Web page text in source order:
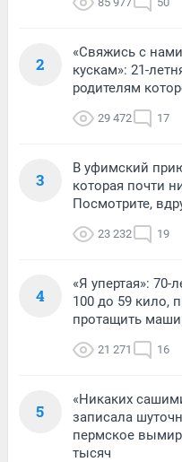
2
«Свяжись с
кускам»: 21-
родителям
29 472 17
3
В уфимский
которая почти
Посмотрите,
23 232 19
4
«Я упертая»: 70-
100 до 59 кило,
протащить
21 271 16
5
«Никаких
записала
пермское
тысяч